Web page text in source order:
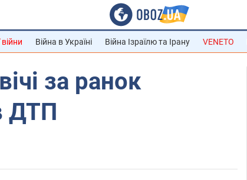
війни Війна в Україні Війна Ізраїлю та Ірану VENETO
за ранок
ДТП